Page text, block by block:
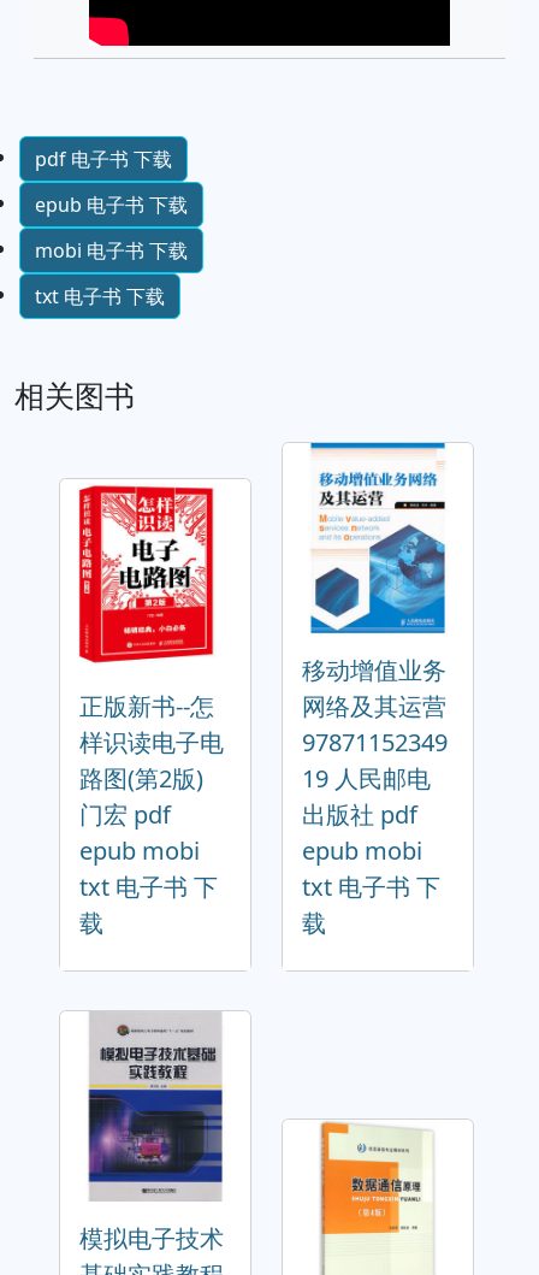
pdf 电子书 下载
epub 电子书 下载
mobi 电子书 下载
txt 电子书 下载
相关图书
正版新书--怎
样识读电子电
路图(第2版)
门宏 pdf
epub mobi
txt 电子书 下
载
移动增值业务
网络及其运营
97871152349
19 人民邮电
出版社 pdf
epub mobi
txt 电子书 下
载
模拟电子技术